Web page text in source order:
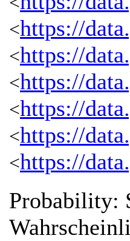
<https://
<https://
<https://
<https://
<https://
<https://
Probability: